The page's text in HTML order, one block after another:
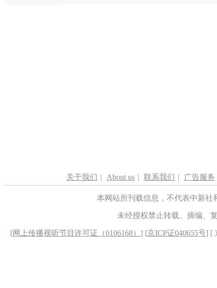
关于我们 | About us | 联系我们 | 广告服务
本网站所刊载信息，不代表中新
未经授权禁止转载、摘编、
[网上传播视听节目许可证（0106168） ] [京ICP证040655号] [